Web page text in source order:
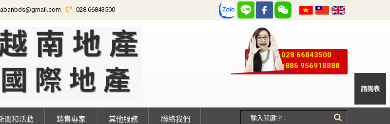
028 66843500
028 66843500
+886 956918888
新聞和活動 銷售專家 其他服務 聯絡我們
諮詢表